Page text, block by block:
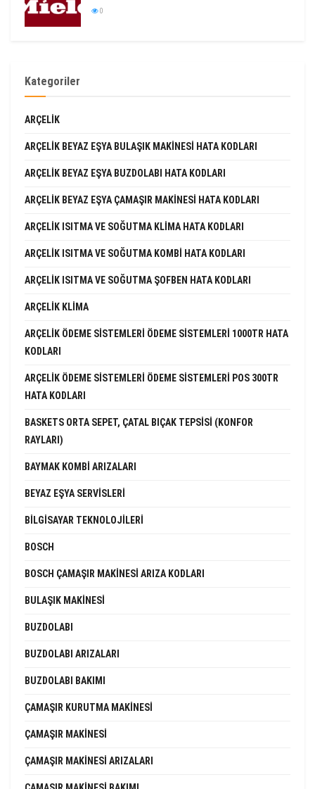
0
Kategoriler
ARÇELIK
ARÇELIK BEYAZ EŞYA BULAŞIK MAKINESI HATA KODLARI
ARÇELIK BEYAZ EŞYA BUZDOLABI HATA KODLARI
ARÇELIK BEYAZ EŞYA ÇAMAŞIR MAKINESI HATA KODLARI
ARÇELIK ISITMA VE SOĞUTMA KLIMA HATA KODLARI
ARÇELIK ISITMA VE SOĞUTMA KOMBI HATA KODLARI
ARÇELIK ISITMA VE SOĞUTMA ŞOFBEN HATA KODLARI
ARÇELIK KLIMA
ARÇELIK ÖDEME SISTEMLERI ÖDEME SISTEMLERI 1000TR HATA
KODLARI
ARÇELIK ÖDEME SISTEMLERI ÖDEME SISTEMLERI POS 300TR
HATA KODLARI
BASKETS ORTA SEPET, ÇATAL BIÇAK TEPSISI (KONFOR
RAYLARI)
BAYMAK KOMBI ARIZALARI
BEYAZ EŞYA SERVISLERI
BILGISAYAR TEKNOLOJILERI
BOSCH
BOSCH ÇAMAŞIR MAKINESI ARIZA KODLARI
BULAŞIK MAKINESI
BUZDOLABI
BUZDOLABI ARIZALARI
BUZDOLABI BAKIMI
ÇAMAŞIR KURUTMA MAKINESI
ÇAMAŞIR MAKINESI
ÇAMAŞIR MAKINESI ARIZALARI